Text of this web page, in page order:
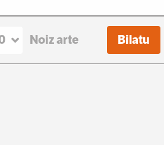
Noiz arte